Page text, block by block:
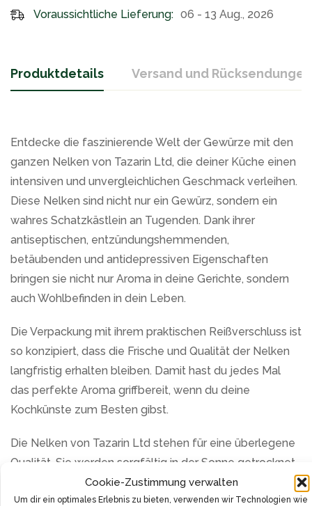
Cookie-Zustimmung verwalten
Um dir ein optimales Erlebnis zu bieten, verwenden wir Technologien wie
Voraussichtliche Lieferung: 06 - 13 Aug., 2026
Produktdetails Versand und Rücksendungen
Entdecke die faszinierende Welt der Gewürze mit den
ganzen Nelken von Tazarin Ltd, die deiner Küche einen
intensiven und unvergleichlichen Geschmack verleihen.
Diese Nelken sind nicht nur ein Gewürz, sondern ein
wahres Schatzkästlein an Tugenden. Dank ihrer
antiseptischen, entzündungshemmenden,
betäubenden und antidepressiven Eigenschaften
bringen sie nicht nur Aroma in deine Gerichte, sondern
auch Wohlbefinden in dein Leben.
Die Verpackung mit ihrem praktischen Reißverschluss ist
so konzipiert, dass die Frische und Qualität der Nelken
langfristig erhalten bleiben. Damit hast du jedes Mal
das perfekte Aroma griffbereit, wenn du deine
Kochkünste zum Besten gibst.
Die Nelken von Tazarin Ltd stehen für eine überlegene
Qualität. Sie werden sorgfältig in der Sonne getrocknet,
um ihre wertvollen Wirkstoffe zu bewahren. Dieser
Prozess garantiert, dass jede Nelke in deiner Küche für